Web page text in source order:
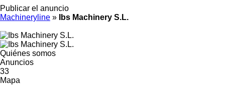
Publicar el anuncio
Machineryline » Ibs Machinery S.L.
Quiénes somos
Anuncios
33
Mapa